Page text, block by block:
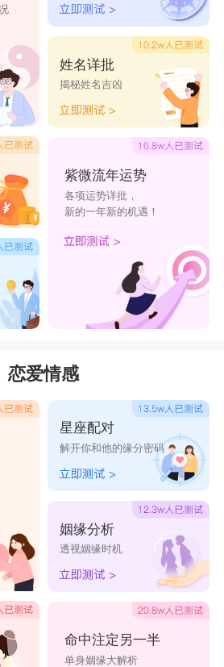
姓名详批
揭秘姓名吉凶
紫微流年运势
各项运势详批，
新的一年新的机遇！
恋爱情感
星座配对
解开你和他的缘分密码
姻缘分析
透视姻缘时机
命中注定另一半
单身姻缘大解析